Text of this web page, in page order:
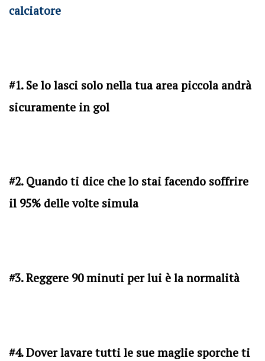
calciatore
#1. Se lo lasci solo nella tua area piccola andrà
sicuramente in gol
#2. Quando ti dice che lo stai facendo soffrire
il 95% delle volte simula
#3. Reggere 90 minuti per lui è la normalità
#4. Dover lavare tutti le sue maglie sporche ti